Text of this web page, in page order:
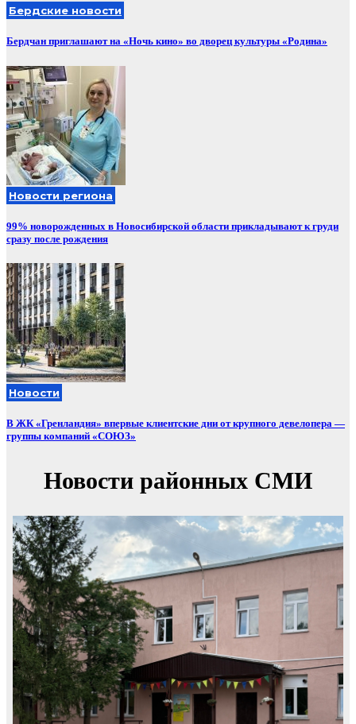
Бердские новости
Бердчан приглашают на «Ночь кино» во дворец культуры «Родина»
Новости региона
99% новорожденных в Новосибирской области прикладывают к груди
сразу после рождения
Новости
В ЖК «Гренландия» впервые клиентские дни от крупного девелопера —
группы компаний «СОЮЗ»